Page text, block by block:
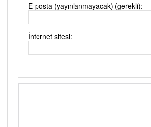
E-posta (yayınlanmayacak) (gerekli):
İnternet sitesi: